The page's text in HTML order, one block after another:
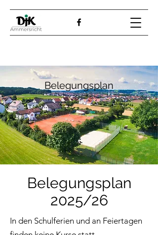
Belegungsplan
Belegungsplan
2025/26
In den Schulferien und an Feiertagen